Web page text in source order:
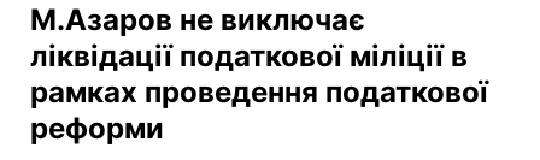
М.Азаров не виключає
ліквідації податкової міліції в
рамках проведення податкової
реформи